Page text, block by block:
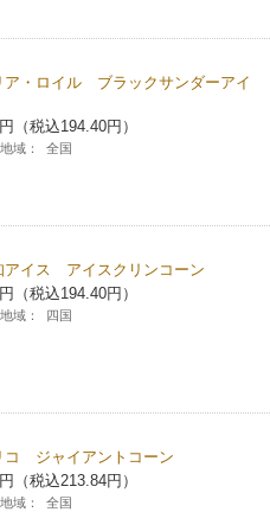
ア・ロイル ブラックサンダーアイ
（税込194.40円）
域： 全国
アイス アイスクリンコーン
（税込194.40円）
域： 四国
コ ジャイアントコーン
（税込213.84円）
域： 全国